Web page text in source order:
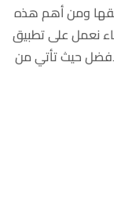
ومن أهم هذه
نعمل على تطبيق
حيث تأتي من